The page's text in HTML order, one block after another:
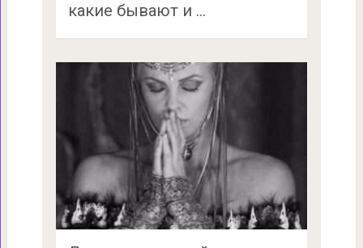
какие бывают и …